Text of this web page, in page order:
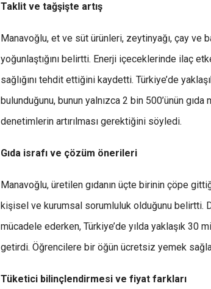
Taklit ve tağşişte artış
Manavoğlu, et ve süt ürünleri, zeytinyağı, çay ve
yoğunlaştığını belirtti. Enerji içeceklerinde ilaç
sağlığını tehdit ettiğini kaydetti. Türkiye’de
bulunduğunu, bunun yalnızca 2 bin 500’ünün
denetimlerin artırılması gerektiğini söyledi.
Gıda israfı ve çözüm önerileri
Manavoğlu, üretilen gıdanın üçte birinin çöpe
kişisel ve kurumsal sorumluluk olduğunu belirtti.
mücadele ederken, Türkiye’de yılda yaklaşık 30
getirdi. Öğrencilere bir öğün ücretsiz yemek
Tüketici bilinçlendirmesi ve fiyat farkları